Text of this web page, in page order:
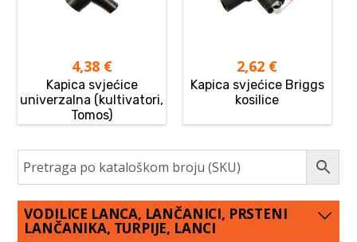
4,38 €
Kapica svjećice
univerzalna (kultivatori,
Tomos)
2,62 €
Kapica svjećice Briggs
kosilice
VODILICE LANCA, LANČANICI, PRSTENI
LANČANIKA, TURPIJE, LANCI